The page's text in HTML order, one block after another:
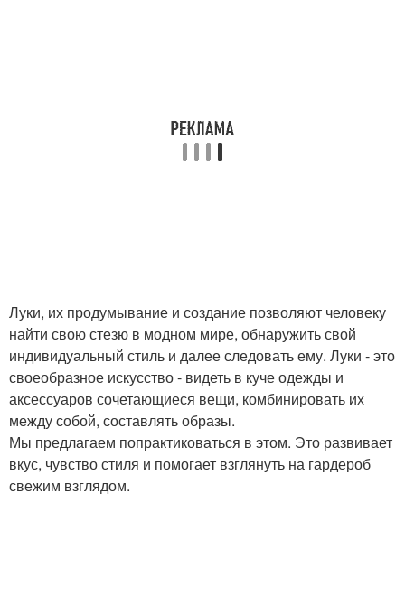
Луки, их продумывание и создание позволяют человеку
найти свою стезю в модном мире, обнаружить свой
индивидуальный стиль и далее следовать ему. Луки - это
своеобразное искусство - видеть в куче одежды и
аксессуаров сочетающиеся вещи, комбинировать их
между собой, составлять образы.
Мы предлагаем попрактиковаться в этом. Это развивает
вкус, чувство стиля и помогает взглянуть на гардероб
свежим взглядом.